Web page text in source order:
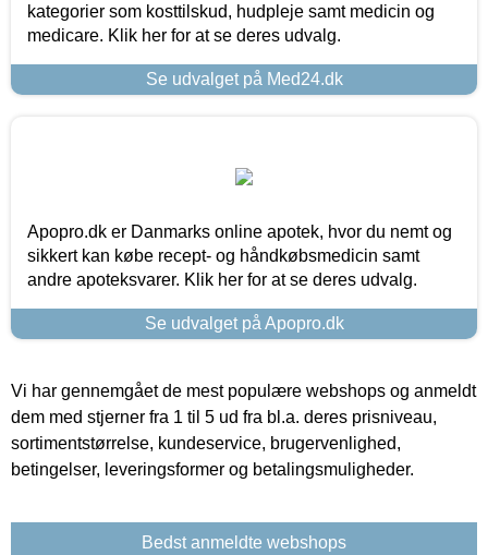
kategorier som kosttilskud, hudpleje samt medicin og
medicare. Klik her for at se deres udvalg.
Se udvalget på Med24.dk
Apopro.dk er Danmarks online apotek, hvor du nemt og
sikkert kan købe recept- og håndkøbsmedicin samt
andre apoteksvarer. Klik her for at se deres udvalg.
Se udvalget på Apopro.dk
Vi har gennemgået de mest populære webshops og anmeldt
dem med stjerner fra 1 til 5 ud fra bl.a. deres prisniveau,
sortimentstørrelse, kundeservice, brugervenlighed,
betingelser, leveringsformer og betalingsmuligheder.
Bedst anmeldte webshops